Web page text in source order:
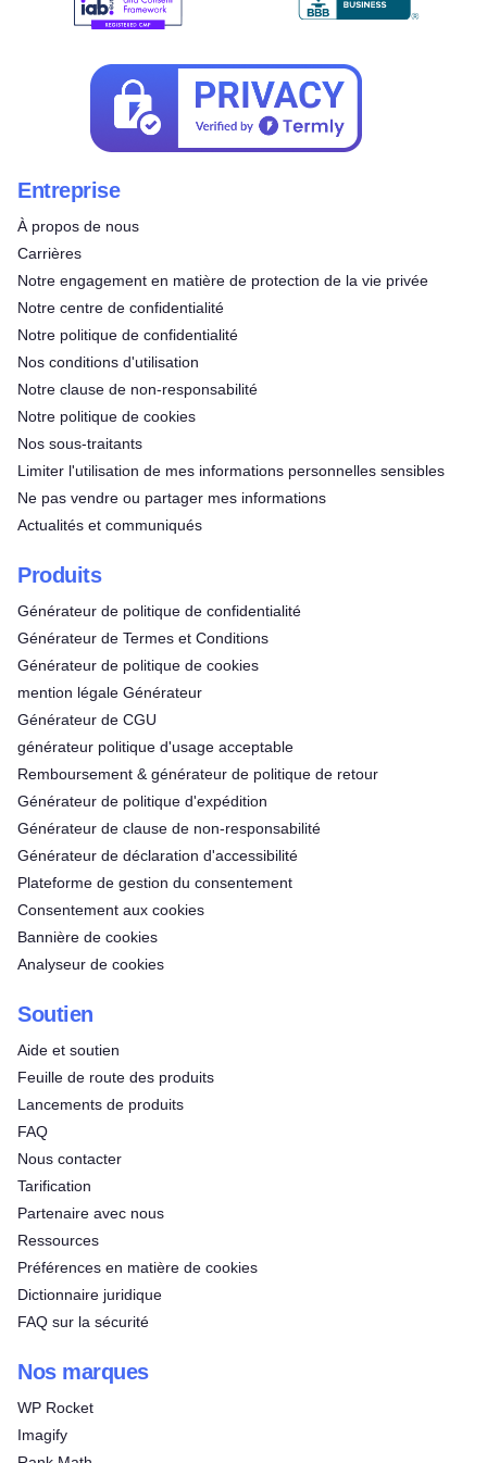
Entreprise
À propos de nous
Carrières
Notre engagement en matière de protection de la vie privée
Notre centre de confidentialité
Notre politique de confidentialité
Nos conditions d'utilisation
Notre clause de non-responsabilité
Notre politique de cookies
Nos sous-traitants
Limiter l'utilisation de mes informations personnelles sensibles
Ne pas vendre ou partager mes informations
Actualités et communiqués
Produits
Générateur de politique de confidentialité
Générateur de Termes et Conditions
Générateur de politique de cookies
mention légale Générateur
Générateur de CGU
générateur politique d'usage acceptable
Remboursement & générateur de politique de retour
Générateur de politique d'expédition
Générateur de clause de non-responsabilité
Générateur de déclaration d'accessibilité
Plateforme de gestion du consentement
Consentement aux cookies
Bannière de cookies
Analyseur de cookies
Soutien
Aide et soutien
Feuille de route des produits
Lancements de produits
FAQ
Nous contacter
Tarification
Partenaire avec nous
Ressources
Préférences en matière de cookies
Dictionnaire juridique
FAQ sur la sécurité
Nos marques
WP Rocket
Imagify